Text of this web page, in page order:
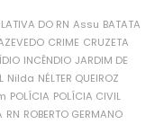
DO RN Assu BATATA
CRIME CRUZETA
INCÊNDIO JARDIM DE
Nilda NÉLTER QUEIROZ
POLÍCIA POLÍCIA CIVIL
RN ROBERTO GERMANO